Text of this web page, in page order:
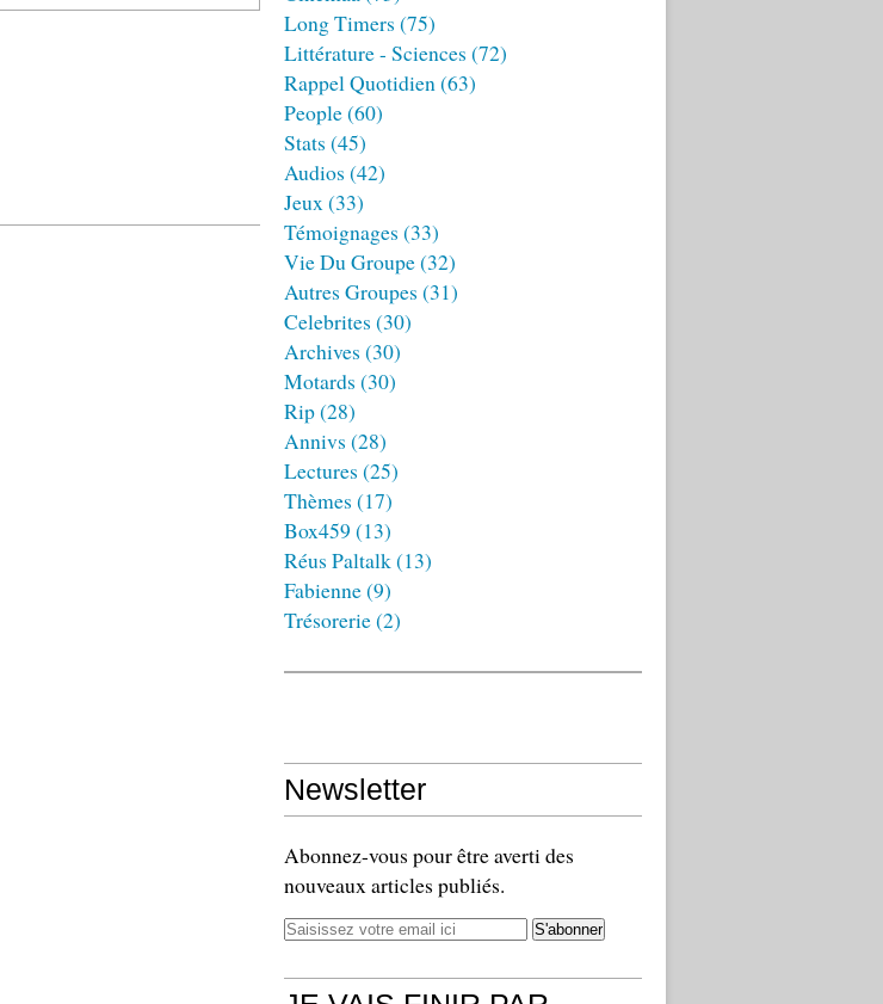
Long Timers (75)
Littérature - Sciences (72)
Rappel Quotidien(63)
People(60)
Stats (45)
Audios (42)
Jeux(33)
Témoignages (33)
Vie Du Groupe(32)
Autres Groupes (31)
Celebrites (30)
Archives (30)
Motards (30)
Rip(28)
Annivs (28)
Lectures (25)
Thèmes (17)
Box459 (13)
Réus Paltalk(13)
Fabienne(9)
Trésorerie(2)
Newsletter
Abonnez-vous pour être averti des
nouveaux articles publiés.